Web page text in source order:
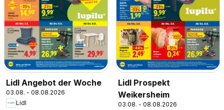
Lidl Angebot der Woche
03.08. - 08.08.2026
Lidl
Lidl Prospekt
Weikersheim
03.08. - 08.08.2026